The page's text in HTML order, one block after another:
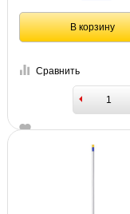
В корзину
Сравнить